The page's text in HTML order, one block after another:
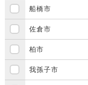
船橋市
佐倉市
柏市
我孫子市